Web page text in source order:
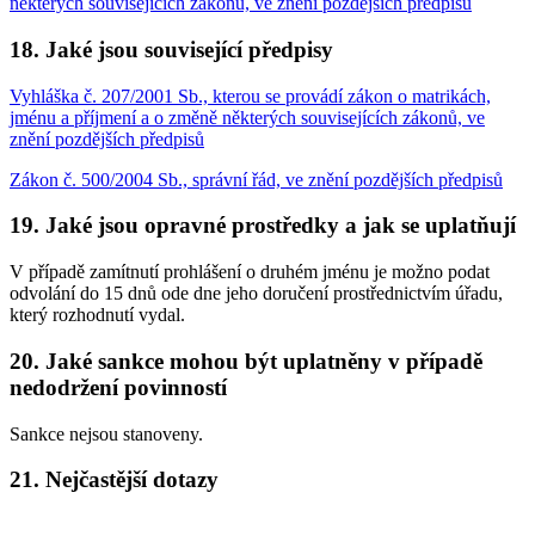
18. Jaké jsou související předpisy
Vyhláška č. 207/2001 Sb., kterou se provádí zákon o matrikách,
jménu a příjmení a o změně některých souvisejících zákonů, ve
znění pozdějších předpisů
Zákon č. 500/2004 Sb., správní řád, ve znění pozdějších předpisů
19. Jaké jsou opravné prostředky a jak se uplatňují
V případě zamítnutí prohlášení o druhém jménu je možno podat
odvolání do 15 dnů ode dne jeho doručení prostřednictvím úřadu,
který rozhodnutí vydal.
20. Jaké sankce mohou být uplatněny v případě
nedodržení povinností
Sankce nejsou stanoveny.
21. Nejčastější dotazy